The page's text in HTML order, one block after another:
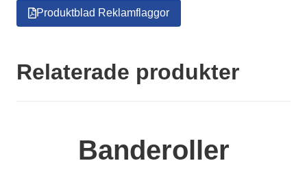
Produktblad Reklamflaggor
Relaterade produkter
Banderoller